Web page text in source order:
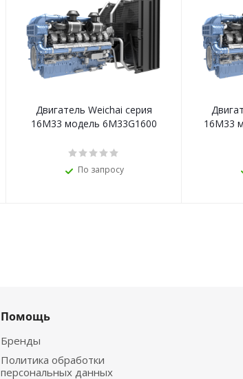
Двигатель Weichai серия
16M33 модель 6M33G1600
По запросу
16M33
Помощь
Бренды
Политика обработки
персональных данных